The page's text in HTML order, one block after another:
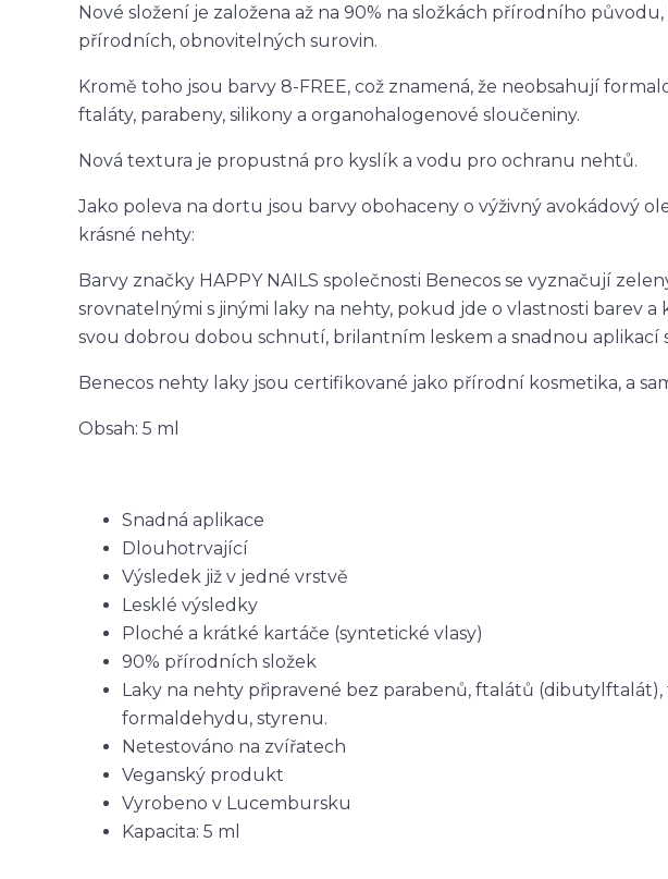
Nové složení je založena až na 90% na složkách přírodního
přírodních, obnovitelných surovin.
Kromě toho jsou barvy 8-FREE, což znamená, že neobsahují
ftaláty, parabeny, silikony a organohalogenové sloučeniny.
Nová textura je propustná pro kyslík a vodu pro ochranu nehtů.
Jako poleva na dortu jsou barvy obohaceny o výživný avokádový
krásné nehty:
Barvy značky HAPPY NAILS společnosti Benecos se vyznačují
srovnatelnými s jinými laky na nehty, pokud jde o vlastnosti barev
svou dobrou dobou schnutí, brilantním leskem a snadnou aplikací
Benecos nehty laky jsou certifikované jako přírodní kosmetika, a
Obsah: 5 ml
Snadná aplikace
Dlouhotrvající
Výsledek již v jedné vrstvě
Lesklé výsledky
Ploché a krátké kartáče (syntetické vlasy)
90% přírodních složek
Laky na nehty připravené bez parabenů, ftalátů
formaldehydu, styrenu.
Netestováno na zvířatech
Veganský produkt
Vyrobeno v Lucembursku
Kapacita: 5 ml